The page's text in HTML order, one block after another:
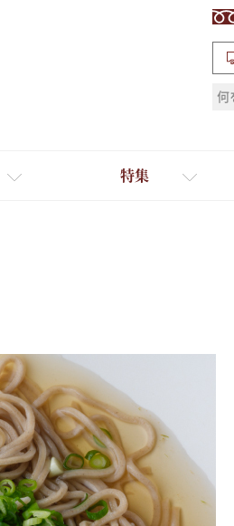
送料無料
料理に合わせて一味・七
お土産・ギフト 贈る人に
とうがらしの辛さ別に一
特集